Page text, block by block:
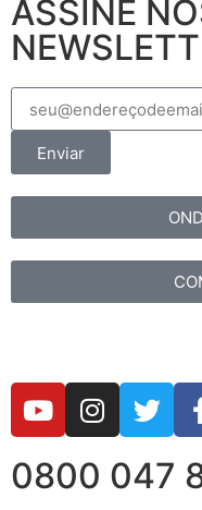
ASSINE
Enviar
0800 047